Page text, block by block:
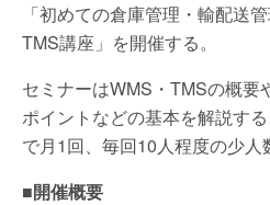
「初めての倉庫管理・輸配送
TMS講座」を開催する。
セミナーはWMS・TMSの概要
ポイントなどの基本を解説す
で月1回、毎回10人程度の少人
■開催概要